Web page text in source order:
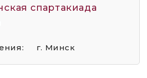
спартакиада
г. Минск